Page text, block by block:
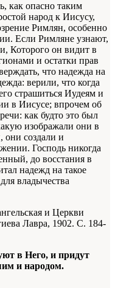
как опасно таким
народ к Иисусу,
Римлян, особенно
Если Римляне узнают,
Которого он видит в
и остатки прав
что надежда на
верили, что когда
страшиться Иудеям и
в Иисусе; впрочем об
как будто это был
изображали они в
они создали и
Господь никогда
до восстания в
надежд на такое
владычества
и Церкви
Лавра, 1902. С. 184-
в Него, и придут
и народом.